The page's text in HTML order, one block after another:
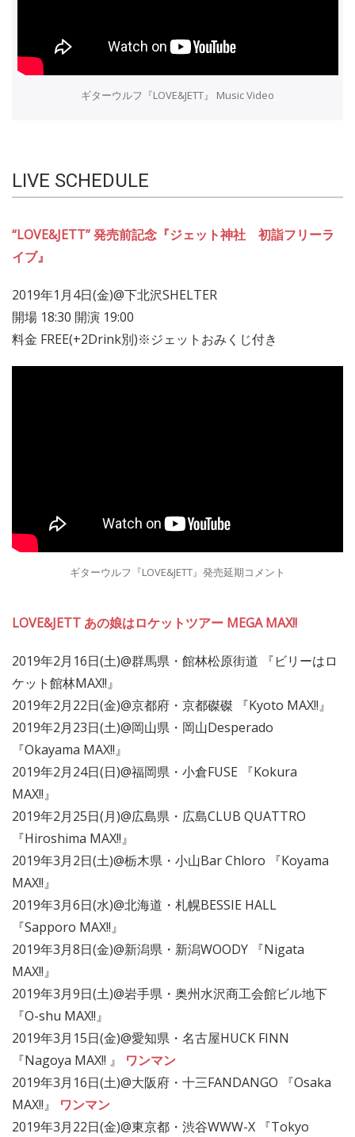
ギターウルフ『LOVE&JETT』 Music Video
LIVE SCHEDULE
“LOVE&JETT” 発売前記念『ジェット神社 初詣フリーラ
イブ』
2019年1月4日(金)@下北沢SHELTER
開場 18:30 開演 19:00
料金 FREE(+2Drink別)※ジェットおみくじ付き
ギターウルフ『LOVE&JETT』発売延期コメント
LOVE&JETT あの娘はロケットツアー MEGA MAX!!
2019年2月16日(土)@群馬県・館林松原街道 『ビリーはロ
ケット館林MAX!!』
2019年2月22日(金)@京都府・京都磔磔 『Kyoto MAX!!』
2019年2月23日(土)@岡山県・岡山Desperado
『Okayama MAX!!』
2019年2月24日(日)@福岡県・小倉FUSE 『Kokura
MAX!!』
2019年2月25日(月)@広島県・広島CLUB QUATTRO
『Hiroshima MAX!!』
2019年3月2日(土)@栃木県・小山Bar Chloro 『Koyama
MAX!!』
2019年3月6日(水)@北海道・札幌BESSIE HALL
『Sapporo MAX!!』
2019年3月8日(金)@新潟県・新潟WOODY 『Nigata
MAX!!』
2019年3月9日(土)@岩手県・奥州水沢商工会館ビル地下
『O-shu MAX!!』
2019年3月15日(金)@愛知県・名古屋HUCK FINN
『Nagoya MAX!! 』 ワンマン
2019年3月16日(土)@大阪府・十三FANDANGO 『Osaka
MAX!!』 ワンマン
2019年3月22日(金)@東京都・渋谷WWW-X 『Tokyo